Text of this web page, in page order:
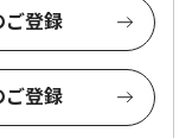
ご登録
ご登録